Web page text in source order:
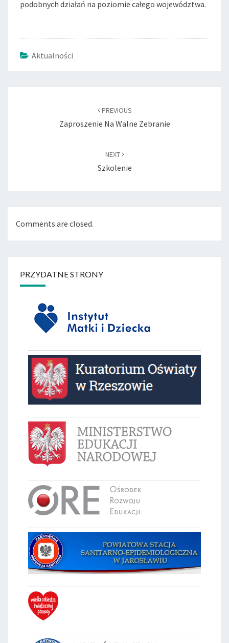
podobnych działań na poziomie całego województwa.
Aktualności
PREVIOUS
Zaproszenie Na Walne Zebranie
NEXT
Szkolenie
Comments are closed.
PRZYDATNE STRONY